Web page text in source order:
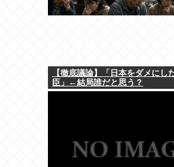
【徹底議論】「日本をダメにし
臣」←結局誰だと思う？